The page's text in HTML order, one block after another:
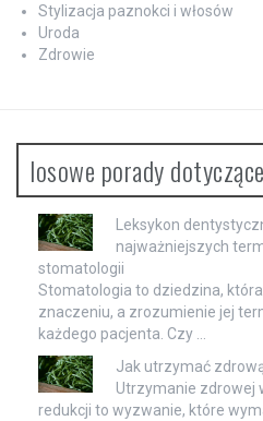
Stylizacja paznokci i włosów
Uroda
Zdrowie
losowe porady
Leksykon
najważniejszych
stomatologii
Stomatologia to dziedzina,
znaczeniu, a zrozumienie jej
każdego pacjenta. Czy …
Jak utrzymać
Utrzymanie zdrowej
redukcji to wyzwanie, które